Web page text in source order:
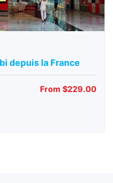
depuis la France
From $229.00